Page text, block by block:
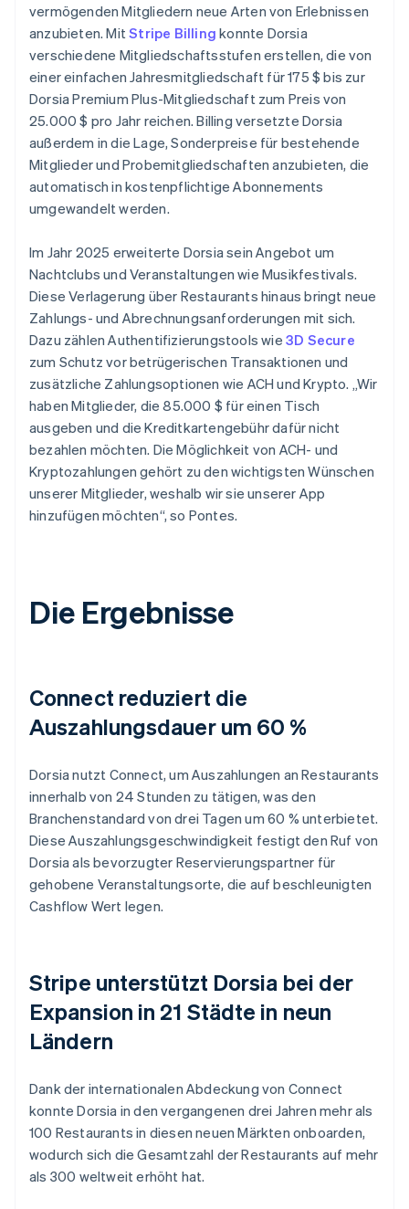
vermögenden Mitgliedern neue Arten von Erlebnissen
anzubieten. MitStripe Billing konnte Dorsia
verschiedene Mitgliedschaftsstufen erstellen, die von
einer einfachen Jahresmitgliedschaft für 175 $ bis zur
Dorsia Premium Plus-Mitgliedschaft zum Preis von
25.000 $ pro Jahr reichen. Billing versetzte Dorsia
außerdem in die Lage, Sonderpreise für bestehende
Mitglieder und Probemitgliedschaften anzubieten, die
automatisch in kostenpflichtige Abonnements
umgewandelt werden.
Im Jahr 2025 erweiterte Dorsia sein Angebot um
Nachtclubs und Veranstaltungen wie Musikfestivals.
Diese Verlagerung über Restaurants hinaus bringt neue
Zahlungs- und Abrechnungsanforderungen mit sich.
Dazu zählen Authentifizierungstools wie 3D Secure
zum Schutz vor betrügerischen Transaktionen und
zusätzliche Zahlungsoptionen wie ACH und Krypto. „Wir
haben Mitglieder, die 85.000 $ für einen Tisch
ausgeben und die Kreditkartengebühr dafür nicht
bezahlen möchten. Die Möglichkeit von ACH- und
Kryptozahlungen gehört zu den wichtigsten Wünschen
unserer Mitglieder, weshalb wir sie unserer App
hinzufügen möchten“, so Pontes.
Die Ergebnisse
Connect reduziert die
Auszahlungsdauer um 60 %
Dorsia nutzt Connect, um Auszahlungen an Restaurants
innerhalb von 24 Stunden zu tätigen, was den
Branchenstandard von drei Tagen um 60 % unterbietet.
Diese Auszahlungsgeschwindigkeit festigt den Ruf von
Dorsia als bevorzugter Reservierungspartner für
gehobene Veranstaltungsorte, die auf beschleunigten
Cashflow Wert legen.
Stripe unterstützt Dorsia bei der
Expansion in 21 Städte in neun
Ländern
Dank der internationalen Abdeckung von Connect
konnte Dorsia in den vergangenen drei Jahren mehr als
100 Restaurants in diesen neuen Märkten onboarden,
wodurch sich die Gesamtzahl der Restaurants auf mehr
als 300 weltweit erhöht hat.